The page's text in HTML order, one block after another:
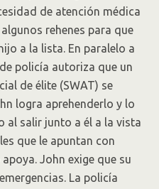
de atención médica
rehenes para que
a la lista. En paralelo a
policía autoriza que un
de élite (SWAT) se
logra aprehenderlo y lo
al salir junto a él a la vista
que le apuntan con
John exige que su
La policía